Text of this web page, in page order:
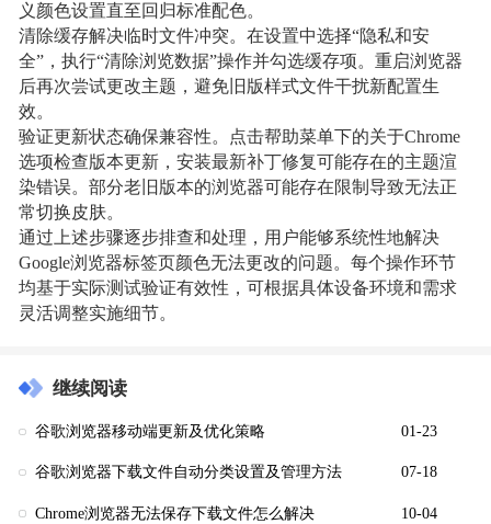
义颜色设置直至回归标准配色。
清除缓存解决临时文件冲突。在设置中选择“隐私和安
全”，执行“清除浏览数据”操作并勾选缓存项。重启浏览器
后再次尝试更改主题，避免旧版样式文件干扰新配置生
效。
验证更新状态确保兼容性。点击帮助菜单下的关于Chrome
选项检查版本更新，安装最新补丁修复可能存在的主题渲
染错误。部分老旧版本的浏览器可能存在限制导致无法正
常切换皮肤。
通过上述步骤逐步排查和处理，用户能够系统性地解决
Google浏览器标签页颜色无法更改的问题。每个操作环节
均基于实际测试验证有效性，可根据具体设备环境和需求
灵活调整实施细节。
继续阅读
谷歌浏览器移动端更新及优化策略 01-23
谷歌浏览器下载文件自动分类设置及管理方法 07-18
Chrome浏览器无法保存下载文件怎么解决 10-04